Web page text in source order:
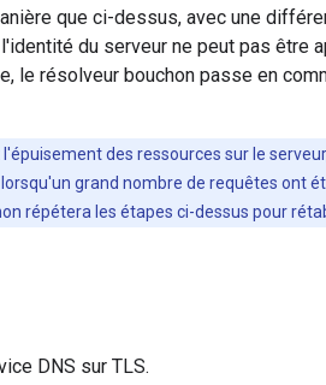
que ci-dessus, avec une
du serveur ne peut pas être
le résolveur bouchon passe en
des ressources sur le
grand nombre de requêtes ont
répétera les étapes ci-dessus pour
DNS sur TLS.